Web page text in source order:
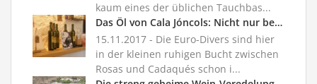
kaum eines der üblichen Tauchbas...
Das Öl von Cala Jóncols: Nicht nur bei Feinschmeckern beliebt
15.11.2017 - Die Euro-Divers sind hier
in der kleinen ruhigen Bucht zwischen
Rosas und Cadaqués schon i...